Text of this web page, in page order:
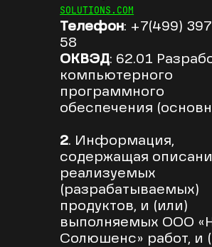
SOLUTIONS.COM
Телефон: +7(499)
58
ОКВЭД: 62.01
компьютерного
программного
обеспечения
2. Информация,
содержащая
реализуемых
(разрабатываемых)
продуктов, и (или)
выполняемых ООО
Солюшенс» работ, и